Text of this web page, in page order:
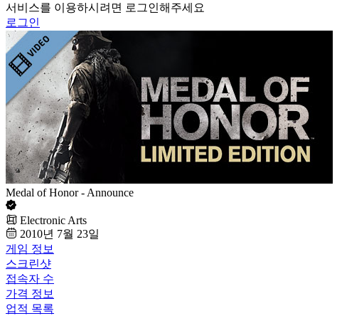
서비스를 이용하시려면 로그인해주세요
로그인
Medal of Honor - Announce
Electronic Arts
2010년 7월 23일
게임 정보
스크린샷
접속자 수
가격 정보
업적 목록